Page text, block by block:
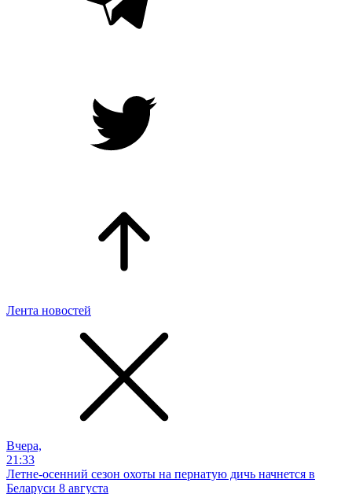
Лента новостей
Вчера,
21:33
Летне-осенний сезон охоты на пернатую дичь начнется в
Беларуси 8 августа